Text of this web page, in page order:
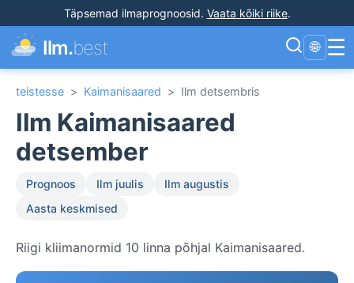
Täpsemad ilmaprognoosid. Vaata kõiki riike.
Ilm.best 🌐 ☰
teistesse > Kaimanisaared > Ilm detsembris
Ilm Kaimanisaared
detsember
Prognoos Ilm juulis
Ilm augustis
Aasta keskmised
Riigi kliimanormid 10 linna põhjal Kaimanisaared.